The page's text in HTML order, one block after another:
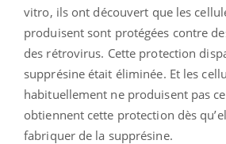
vitro, ils ont découvert que les
produisent sont protégées contre
des rétrovirus. Cette protection
supprésine était éliminée. Et les
habituellement ne produisent pas
obtiennent cette protection dès
fabriquer de la supprésine.